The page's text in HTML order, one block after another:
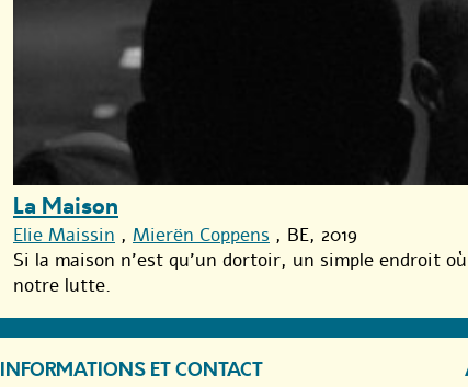
La Maison
Elie Maissin , Mierën Coppens , BE, 2019
Si la maison n’est qu’un dortoir, un simple endroit
notre lutte.
INFORMATIONS ET CONTACT